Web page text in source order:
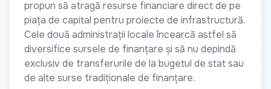
propun să atragă resurse financiare direct de pe
piața de capital pentru proiecte de infrastructură.
Cele două administrații locale încearcă astfel să
diversifice sursele de finanțare și să nu depindă
exclusiv de transferurile de la bugetul de stat sau
de alte surse tradiționale de finanțare.